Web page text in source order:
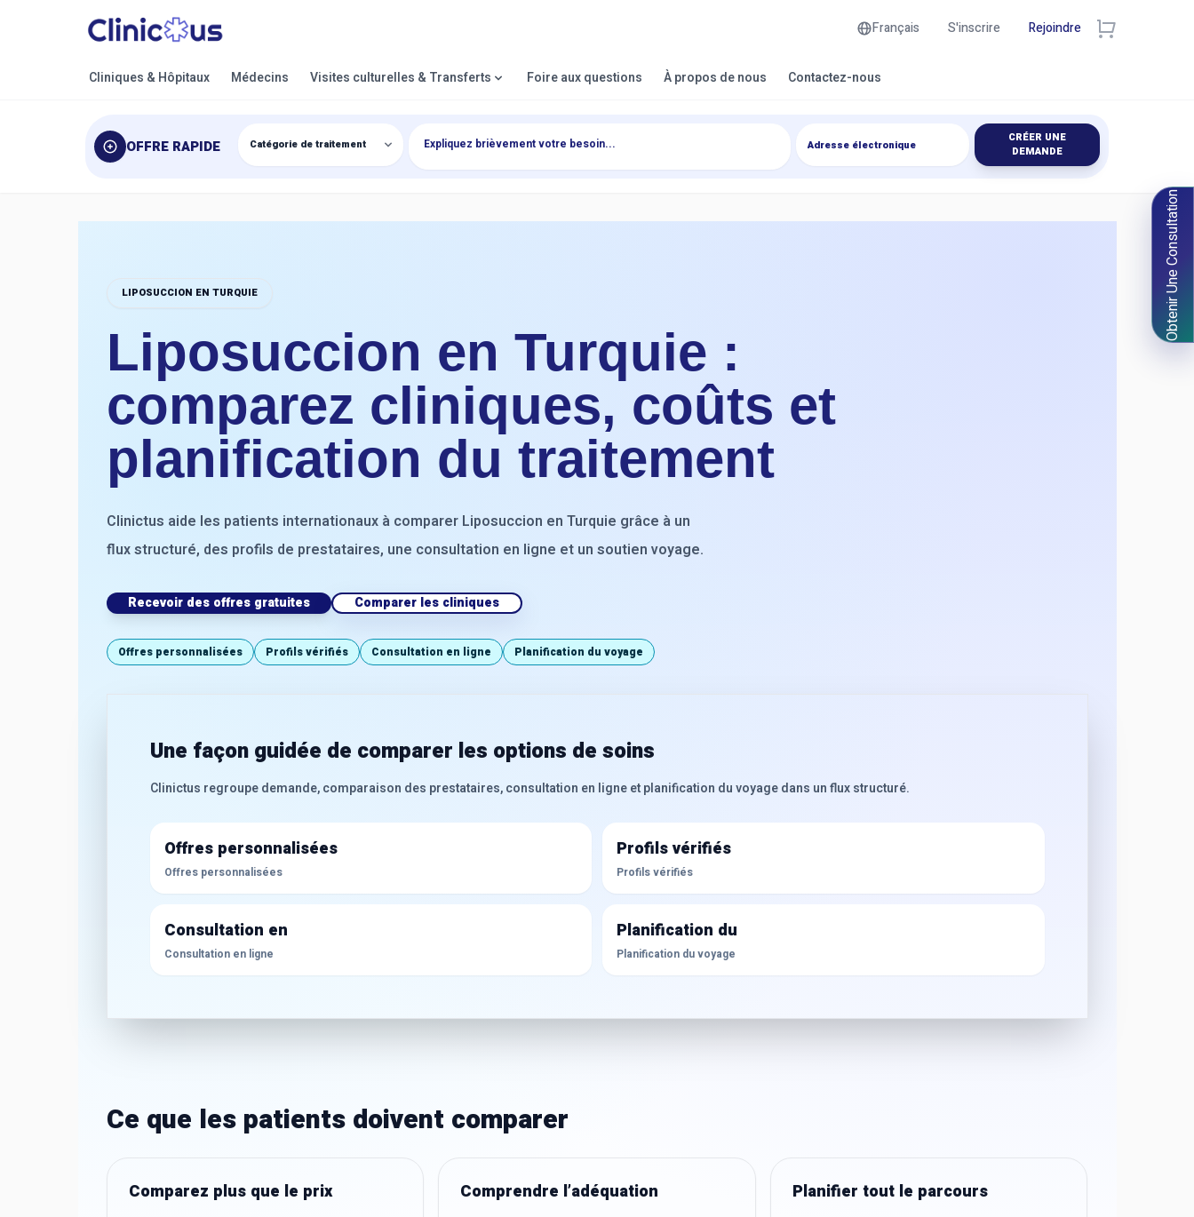
Français S'inscrire Rejoindre
Cliniques & Hôpitaux Médecins Visites culturelles & Transferts Foire aux questions À propos de nous Contactez-nous
OFFRE RAPIDE
CRÉER UNE
DEMANDE
Obtenir Une Consultation
LIPOSUCCION EN TURQUIE
Liposuccion en Turquie :
comparez cliniques, coûts et
planification du traitement
Clinictus aide les patients internationaux à comparer Liposuccion en Turquie grâce à un
flux structuré, des profils de prestataires, une consultation en ligne et un soutien voyage.
Recevoir des offres gratuites Comparer les cliniques
Offres personnalisées Profils vérifiés Consultation en ligne Planification du voyage
Une façon guidée de comparer les options de soins
Clinictus regroupe demande, comparaison des prestataires, consultation en ligne et planification du voyage dans un flux structuré.
Offres personnalisées
Offres personnalisées
Profils vérifiés
Profils vérifiés
Consultation en
Consultation en ligne
Planification du
Planification du voyage
Ce que les patients doivent comparer
Comparez plus que le prix Comprendre l’adéquation Planifier tout le parcours